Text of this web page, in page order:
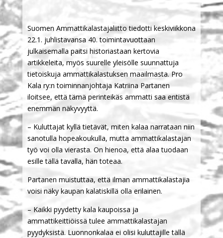
Suomen Ammattikalastajaliitto tiedotti keskiviikkona
22.1. juhlistavansa 40. toimintavuottaan
julkaisemalla paitsi historiastaan kertovia
artikkeleita, myös suurelle yleisölle suunnattuja
tietoiskuja ammattikalastuksen maailmasta. Pro
Kala ry:n toiminnanjohtaja Katriina Partanen
iloitsee, että tämä perinteikäs ammatti saa entistä
enemmän näkyvyyttä.
– Kuluttajat kyllä tietävät, miten kalaa narrataan niin
sanotulla hopeakoukulla, mutta ammattikalastajan
työ voi olla vierasta. On hienoa, että alaa tuodaan
esille tällä tavalla, hän toteaa.
Partanen muistuttaa, että ilman ammattikalastajia
voisi näky kaupan kalatiskillä olla erilainen.
– Kaikki pyydetty kala kaupoissa ja
ammattikeittiöissä tulee ammattikalastajan
pyydyksistä. Luonnonkalaa ei olisi kuluttajille tällä